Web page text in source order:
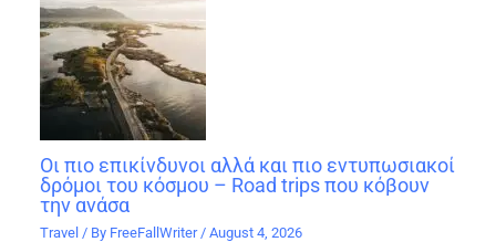
Οι πιο επικίνδυνοι αλλά και πιο εντυπωσιακοί
δρόμοι του κόσμου – Road trips που κόβουν
την ανάσα
Travel / By FreeFallWriter /August 4, 2026